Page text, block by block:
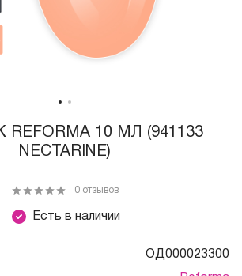
REFORMA 10 МЛ (941133
NECTARINE)
Есть в наличии
0 отзывов
ОД000023300